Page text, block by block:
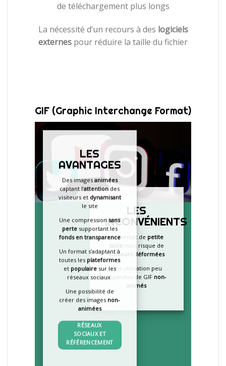
de téléchargement plus longs
La nécessité d’un recours à des logiciels
externes pour réduire la taille du fichier
GIF (Graphic Interchange Format)
LES
INCONVÉNIENTS
Un format de petite
taille mais risque de
couleurs déformées
Une utilisation peu
répandue de GIF non-
animés
LES
AVANTAGES
Des images animées
captant l’attentiondes
visiteurs et dynamisant
le site
Une compressionsans
pertesupportant les
fonds en transparence
Un format s’adaptant à
toutes les plateformes
etpopulairesur les
réseaux sociaux
Une possibilité de
créer des images non-
animées
RÉSEAUX
SOCIAUX ET
RÉFÉRENCEMENT